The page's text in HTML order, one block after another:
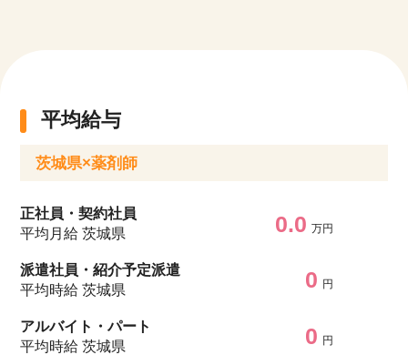
平均給与
茨城県×薬剤師
正社員・契約社員
平均月給 茨城県
0.0 万円
派遣社員・紹介予定派遣
平均時給 茨城県
0 円
アルバイト・パート
平均時給 茨城県
0 円
17,050 件